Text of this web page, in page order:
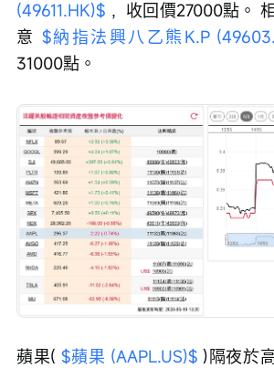
(49611.HK)$ ，收回價27000點。
意 $納指法興八乙熊K.P
31000點。
蘋果( $蘋果 (AAPL.US)$ )隔夜於